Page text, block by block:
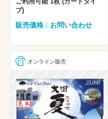
プ)
販売価格 : お問い合わせ
オンライン販売